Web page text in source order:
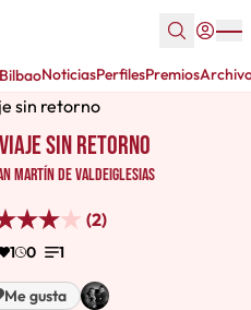
BilbaoNoticiasPerfilesPremios
sin retorno
Martín de Valdeiglesias
(2)
1 0 1
Me gusta